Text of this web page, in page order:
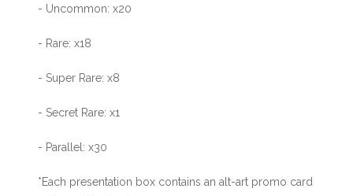
- Uncommon: x20
- Rare: x18
- Super Rare: x8
- Secret Rare: x1
- Parallel: x30
*Each presentation box contains an alt-art promo card